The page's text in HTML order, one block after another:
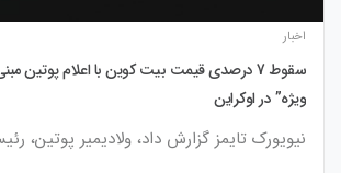
اخبار
سقوط 7 درصدی قیمت بیت کوین با اعلام پوتین
ویژه” در اوکراین
نیویورک تایمز گزارش داد، ولادیمیر پوتین،